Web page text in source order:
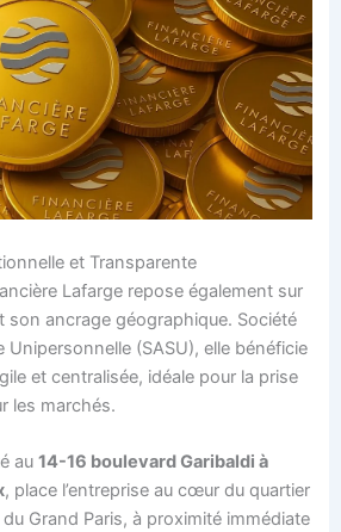
et Transparente
Lafarge repose également sur
son ancrage géographique. Société
Unipersonnelle (SASU), elle bénéficie
et centralisée, idéale pour la prise
les marchés.
au14-16 boulevard Garibaldi à
, place l’entreprise au cœur du quartier
Grand Paris, à proximité immédiate